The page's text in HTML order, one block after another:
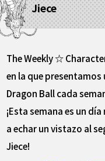
LANGUAGE
Jiece
The Weekly ☆
en la que
Dragon Ball cada
¡Esta semana es un
a echar un vistazo al
Jiece!